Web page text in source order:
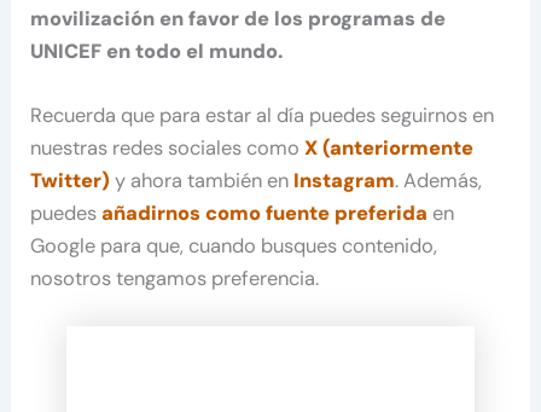
movilización en favor de los programas de
UNICEF en todo el mundo.
Recuerda que para estar al día puedes seguirnos en
nuestras redes sociales comoX (anteriormente
Twitter) y ahora también en Instagram. Además,
puedesañadirnos como fuente preferida en
Google para que, cuando busques contenido,
nosotros tengamos preferencia.